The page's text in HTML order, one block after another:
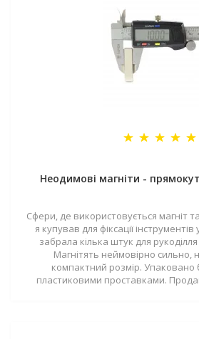
Неодимові магніти -
Сфери, де використовується магніт
я купував для фіксації
забрала кілька штук для
Магнітять неймовірно
компактний розмір. Упаковано
пластиковими проставками.